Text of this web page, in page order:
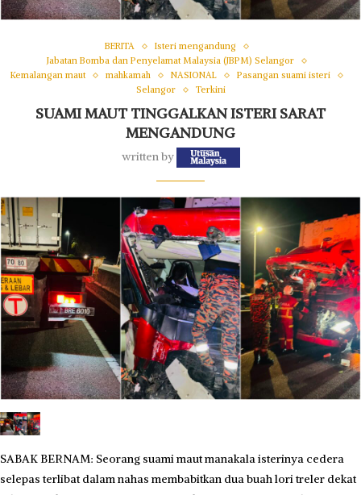
BERITA
Isteri mengandung
Jabatan Bomba dan Penyelamat Malaysia (JBPM) Selangor
Kemalangan maut
mahkamah NASIONAL
Pasangan suami isteri
Selangor
Terkini
SUAMI MAUT TINGGALKAN ISTERI SARAT
MENGANDUNG
written by
SABAK BERNAM: Seorang suami maut manakala isterinya cedera
selepas terlibat dalam nahas membabitkan dua buah lori treler dekat